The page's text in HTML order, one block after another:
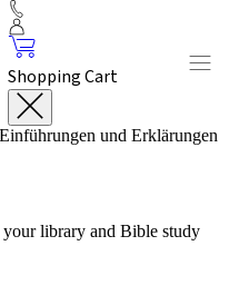
Shopping Cart
und Erklärungen
library and Bible study